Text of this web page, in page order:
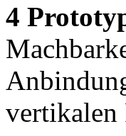
4
vertikalen